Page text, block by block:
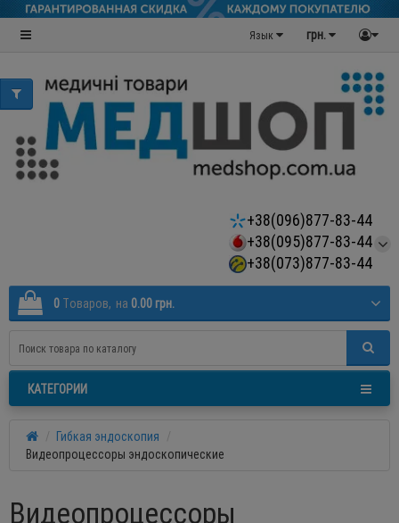
грн.
Язык
+38(096)877-83-44
+38(095)877-83-44
+38(073)877-83-44
0 Tоваров, на 0.00 грн.
КАТЕГОРИИ
Гибкая эндоскопия
Видеопроцессоры эндоскопические
Видеопроцессоры